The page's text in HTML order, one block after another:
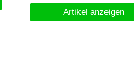
Artikel anzeigen